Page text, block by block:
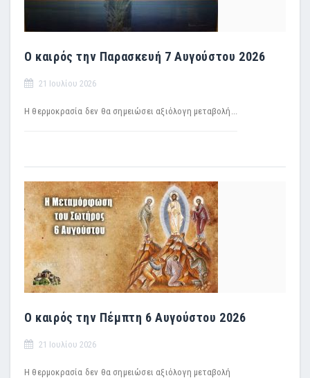
Ο καιρός την Παρασκευή 7 Αυγούστου 2026
21 Ιουλίου 2026
Η θερμοκρασία δεν θα σημειώσει αξιόλογη μεταβολή...
Ο καιρός την Πέμπτη 6 Αυγούστου 2026
21 Ιουλίου 2026
H θερμοκρασία δεν θα σημειώσει αξιόλογη μεταβολή